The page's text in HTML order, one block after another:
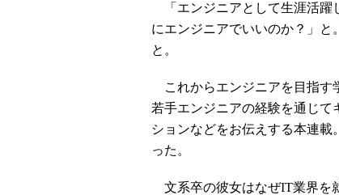
「エンジニアとして生涯活躍
にエンジニアでいいのか？」
と。
これからエンジニアを目指す
若手エンジニアの経験を通じて
ションなどをお伝えする本連
った。
文系卒の彼女はなぜIT業界を